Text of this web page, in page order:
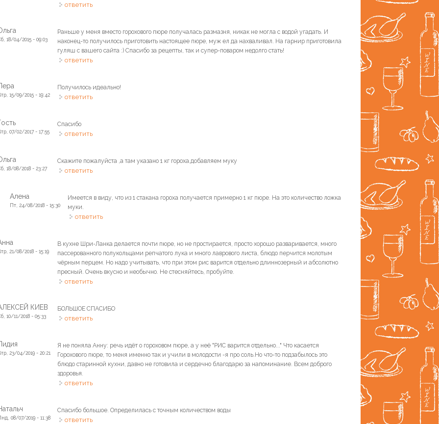
ответить
18/04/2015 - 09:03
Раньше у меня вместо горохового пюре получалась размазня, никак не могла с водой угадать. И
наконец-то получилось приготовить настоящее пюре, муж ел да нахваливал. На гарнир приготовила
гуляш с вашего сайта :) Спасибо за рецепты, так и супер-поваром недолго стать!
ответить
15/09/2015 - 19:42
Получилось идеально!
ответить
07/02/2017 - 17:55
Спасибо
ответить
18/08/2018 - 23:27
Скажите пожалуйста ,а там указано 1 кг гороха,добавляем муку
ответить
Алена
Пт, 24/08/2018 - 15:30
Имеется в виду, что из 1 стакана гороха получается примерно 1 кг пюре. На это количество ложка
муки.
ответить
21/08/2018 - 15:19
В кухне Шри-Ланка делается почти пюре, но не простирается, просто хорошо разваривается, много
пассерованного полукольцами репчатого лука и много лаврового листа, блюдо перчится молотым
чёрным перцем. Но надо учитывать, что при этом рис варится отдельно длиннозерный и абсолютно
пресный. Очень вкусно и необычно. Не стесняйтесь, пробуйте.
ответить
КИЕВ
10/11/2018 - 05:33
БОЛЬШОЕ СПАСИБО
ответить
23/04/2019 - 20:21
Я не поняла Анну: речь идёт о гороховом пюре, а у неё "РИС варится отдельно..." Что касается
Горохового пюре, то меня именно так и учили в молодости -я про соль.Но что-то подзабылось это
блюдо старинной кухни, давно не готовила и сердечно благодарю за напоминание. Всем доброго
здоровья.
ответить
08/07/2019 - 11:38
Спасибо большое. Определилась с точным количеством воды
ответить